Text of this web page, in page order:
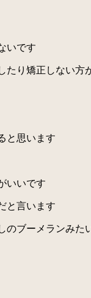
いです
たり矯正しない方
と思います
いいです
と言います
ブーメランみ